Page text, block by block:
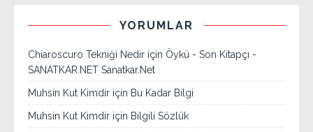
YORUMLAR
Chiaroscuro Tekniği Nedir için Öykü - Son Kitapçı -
SANATKAR.NET Sanatkar.Net
Muhsin Kut Kimdir için Bu Kadar Bilgi
Muhsin Kut Kimdir için Bilgili Sözlük